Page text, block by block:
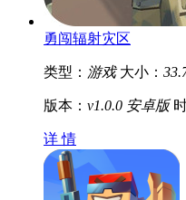
勇闯辐射灾区
类型： 游戏 大小：
版本： v1.0.0 安卓版
详 情